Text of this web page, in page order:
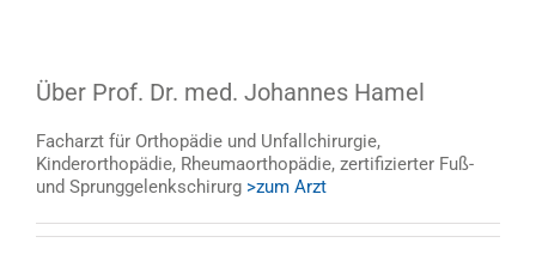
Über Prof. Dr. med. Johannes Hamel
Facharzt für Orthopädie und Unfallchirurgie,
Kinderorthopädie, Rheumaorthopädie, zertifizierter Fuß-
und Sprunggelenkschirurg >zum Arzt